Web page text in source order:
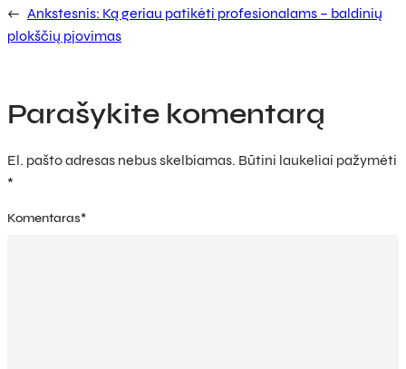
← Ankstesnis: Ką geriau patikėti profesionalams – baldinių
plokščių pjovimas
Parašykite komentarą
El. pašto adresas nebus skelbiamas. Būtini laukeliai pažymėti
*
Komentaras*